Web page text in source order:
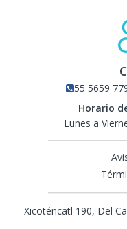
Mexar Pharma
Pfizer
55 5659
Horario
Lunes a
Xicoténcatl 190, Del